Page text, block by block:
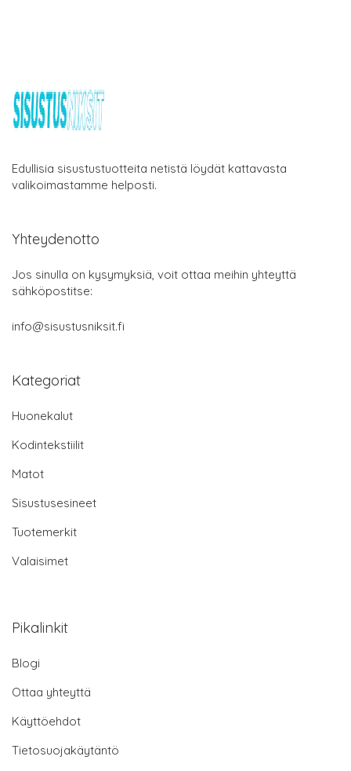
Edullisia sisustustuotteita netistä löydät kattavasta
valikoimastamme helposti.
Yhteydenotto
Jos sinulla on kysymyksiä, voit ottaa meihin yhteyttä
sähköpostitse:
info@sisustusniksit.fi
Kategoriat
Huonekalut
Kodintekstiilit
Matot
Sisustusesineet
Tuotemerkit
Valaisimet
Pikalinkit
Blogi
Ottaa yhteyttä
Käyttöehdot
Tietosuojakäytäntö